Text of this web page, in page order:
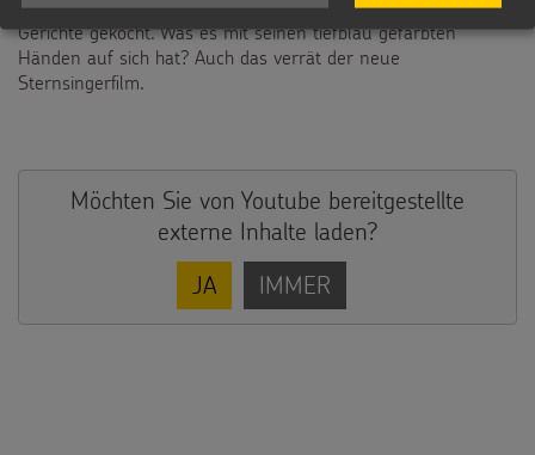
Klassenzimmer gelernt, Bäume gepflanzt und Amazonas
Gerichte gekocht. Was es mit seinen tiefblau gefärbten
Händen auf sich hat? Auch das verrät der neue
Sternsingerfilm.
Möchten Sie von Youtube bereitgestellte
externe Inhalte laden?
JA
IMMER